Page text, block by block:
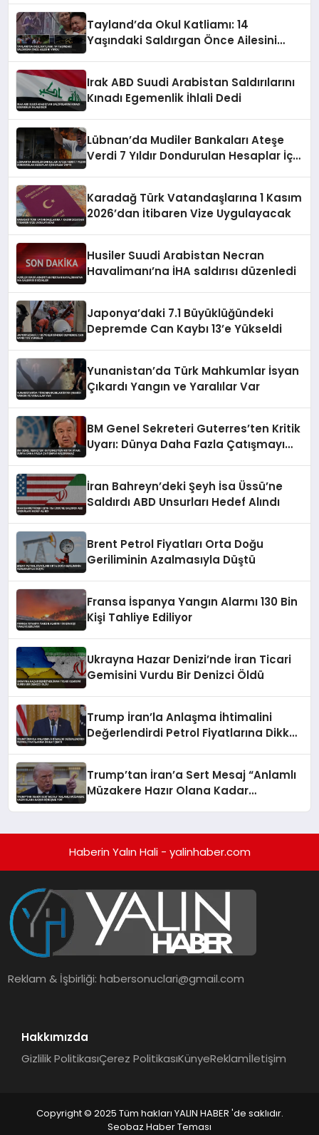
Tayland’da Okul Katliamı: 14
Yaşındaki Saldırgan Önce Ailesini
Irak ABD Suudi Arabistan Saldırılarını
Kınadı Egemenlik İhlali Dedi
Lübnan’da Mudiler Bankaları Ateşe
Verdi 7 Yıldır Dondurulan Hesaplar İçin
Karadağ Türk Vatandaşlarına 1 Kasım
2026’dan İtibaren Vize Uygulayacak
Husiler Suudi Arabistan Necran
Havalimanı’na İHA saldırısı düzenledi
Japonya’daki 7.1 Büyüklüğündeki
Depremde Can Kaybı 13’e Yükseldi
Yunanistan’da Türk Mahkumlar İsyan
Çıkardı Yangın ve Yaralılar Var
BM Genel Sekreteri Guterres’ten Kritik
Uyarı: Dünya Daha Fazla Çatışmayı
İran Bahreyn’deki Şeyh İsa Üssü’ne
Saldırdı ABD Unsurları Hedef Alındı
Brent Petrol Fiyatları Orta Doğu
Geriliminin Azalmasıyla Düştü
Fransa İspanya Yangın Alarmı 130 Bin
Kişi Tahliye Ediliyor
Ukrayna Hazar Denizi’nde İran Ticari
Gemisini Vurdu Bir Denizci Öldü
Trump İran’la Anlaşma İhtimalini
Değerlendirdi Petrol Fiyatlarına Dikkat
Trump’tan İran’a Sert Mesaj “Anlamlı
Müzakere Hazır Olana Kadar
Haberin Yalın Hali - yalinhaber.com
Reklam & İşbirliği:habersonuclari@gmail.com
Hakkımızda
Gizlilik PolitikasıÇerez PolitikasıKünyeReklamİletişim
Copyright © 2025 Tüm hakları YALIN HABER 'de saklıdır.
Seobaz Haber Teması